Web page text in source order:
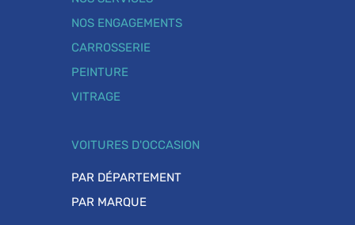
NOS ENGAGEMENTS
CARROSSERIE
PEINTURE
VITRAGE
VOITURES D'OCCASION
PAR DÉPARTEMENT
PAR MARQUE